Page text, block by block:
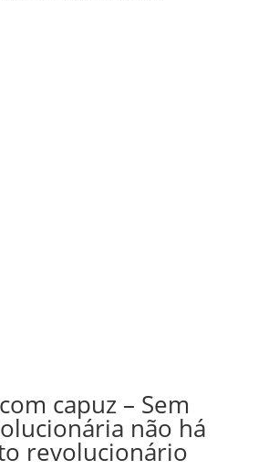
capuz – Sem
não há
revolucionário